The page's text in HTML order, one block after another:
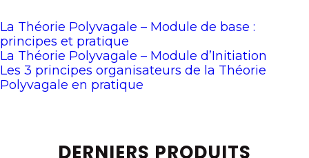
La Théorie Polyvagale – Module de base :
principes et pratique
La Théorie Polyvagale – Module d’Initiation
Les 3 principes organisateurs de la Théorie
Polyvagale en pratique
DERNIERS PRODUITS